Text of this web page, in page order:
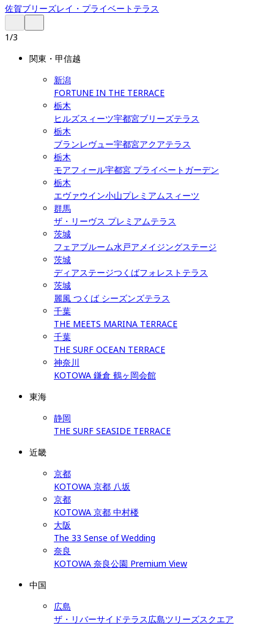
佐賀ブリーズレイ・プライベートテラス
1/3
関東・甲信越
新潟
FORTUNE IN THE TERRACE
栃木
ヒルズスィーツ宇都宮ブリーズテラス
栃木
ブランレヴュー宇都宮アクアテラス
栃木
モアフィール宇都宮 プライベートガーデン
栃木
エヴァウイン小山プレミアムスィーツ
群馬
ザ・リーヴス プレミアムテラス
茨城
フェアブルーム水戸アメイジングステージ
茨城
ディアステージつくばフォレストテラス
茨城
麗風 つくば シーズンズテラス
千葉
THE MEETS MARINA TERRACE
千葉
THE SURF OCEAN TERRACE
神奈川
KOTOWA 鎌倉 鶴ヶ岡会館
東海
静岡
THE SURF SEASIDE TERRACE
近畿
京都
KOTOWA 京都 八坂
京都
KOTOWA 京都 中村楼
大阪
The 33 Sense of Wedding
奈良
KOTOWA 奈良公園 Premium View
中国
広島
ザ・リバーサイドテラス広島ツリーズスクエア